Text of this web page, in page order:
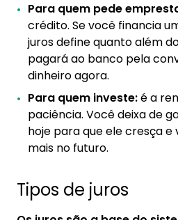
Para quem pede
crédito. Se você financia
juros define quanto além
pagará ao banco pela
dinheiro agora.
Para quem investe:é a
paciência. Você deixa de
hoje para que ele cresça
mais no futuro.
Tipos de juros